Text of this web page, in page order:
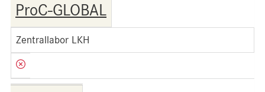
ProC-GLOBAL
Zentrallabor LKH